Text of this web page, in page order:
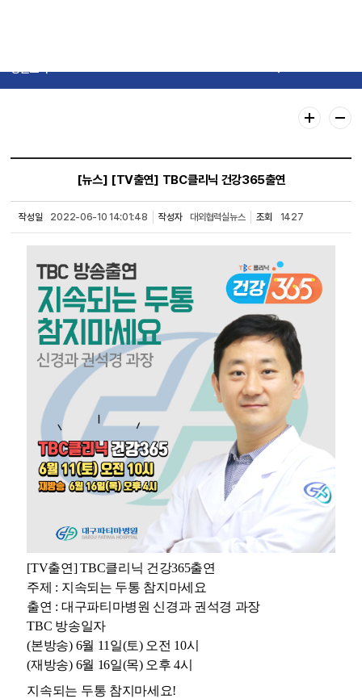
[뉴스] [TV출연] TBC클리닉 건강365출연
작성일 2022-06-10 14:01:48 작성자 대외협력실뉴스 조회 1427
[TV출연] TBC클리닉 건강365출연
주제 : 지속되는 두통 참지마세요
출연 : 대구파티마병원 신경과 권석경 과장
TBC 방송일자
(본방송) 6월 11일(토) 오전 10시
(재방송) 6월 16일(목) 오후 4시
지속되는 두통 참지마세요!